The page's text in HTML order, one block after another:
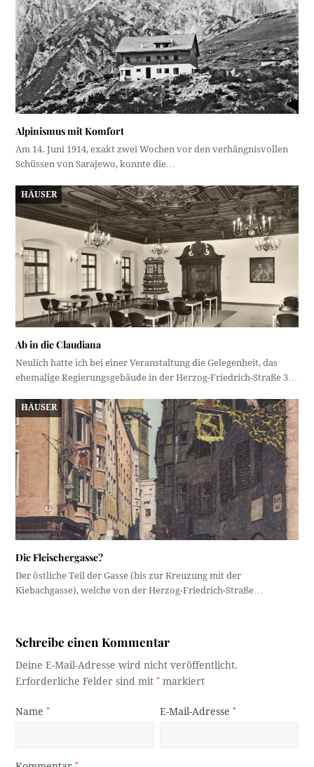
Alpinismus mit Komfort
Am 14. Juni 1914, exakt zwei Wochen vor den verhängnisvollen
Schüssen von Sarajewo, konnte die…
HÄUSER
Ab in die Claudiana
Neulich hatte ich bei einer Veranstaltung die Gelegenheit, das
ehemalige Regierungsgebäude in der Herzog-Friedrich-Straße 3…
HÄUSER
Die Fleischergasse?
Der östliche Teil der Gasse (bis zur Kreuzung mit der
Kiebachgasse), welche von der Herzog-Friedrich-Straße…
Schreibe einen Kommentar
Deine E-Mail-Adresse wird nicht veröffentlicht.
Erforderliche Felder sind mit* markiert
Name* E-Mail-Adresse*
*